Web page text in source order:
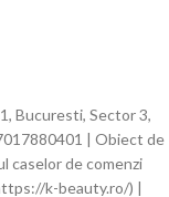
Bucuresti, Sector 3,
| Obiect de
caselor de comenzi
k-beauty.ro/) |